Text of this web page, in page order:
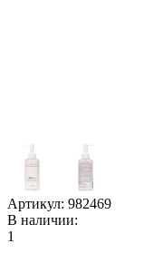
Артикул: 982469
В наличии:
1